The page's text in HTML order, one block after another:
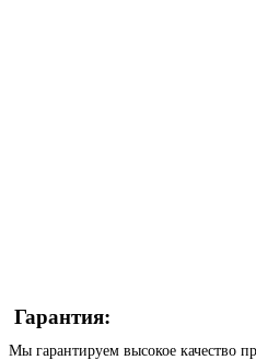
Гарантия:
Мы гарантируем высокое качество